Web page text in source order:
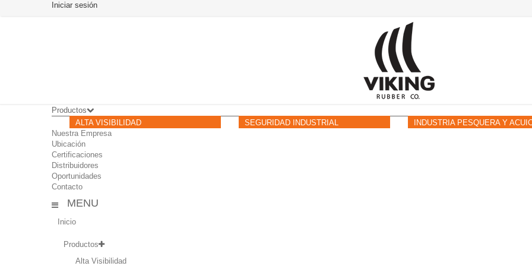
Iniciar sesión
Productos
ALTA VISIBILIDAD
SEGURIDAD INDUSTRIAL INDUSTRIA PESQUERA Y
Nuestra Empresa
Ubicación
Certificaciones
Distribuidores
Oportunidades
Contacto
MENU
Inicio
Productos
Alta Visibilidad